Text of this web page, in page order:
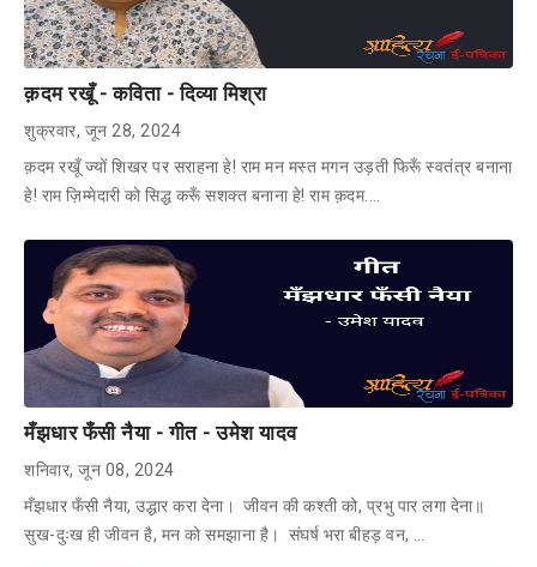
क़दम रखूँ - कविता - दिव्या मिश्रा
शुक्रवार, जून 28, 2024
क़दम रखूँ ज्यों शिखर पर सराहना हे! राम मन मस्त मगन उड़ती फिरूँ स्वतंत्र बनाना
हे! राम ज़िम्मेदारी को सिद्ध करूँ सशक्त बनाना हे! राम क़दम.…
मँझधार फँसी नैया - गीत - उमेश यादव
शनिवार, जून 08, 2024
मँझधार फँसी नैया, उद्धार करा देना। जीवन की कश्ती को, प्रभु पार लगा देना॥
सुख-दुःख ही जीवन है, मन को समझाना है। संघर्ष भरा बीहड़ वन, …